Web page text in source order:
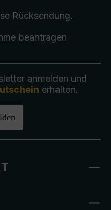
Rücksendung.
beantragen
anmelden und
erhalten.